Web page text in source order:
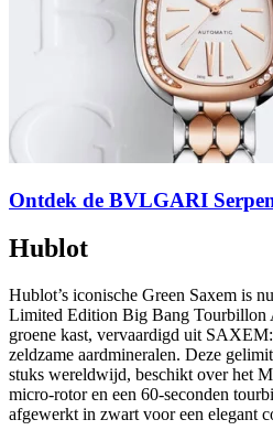
Ontdek de BVLGARI
Hublot
Hublot’s iconische Green Saxem is
Limited Edition Big Bang Tourbillon
groene kast, vervaardigd uit
zeldzame aardmineralen. Deze
stuks wereldwijd, beschikt over het
micro-rotor en een 60-seconden
afgewerkt in zwart voor een elegant